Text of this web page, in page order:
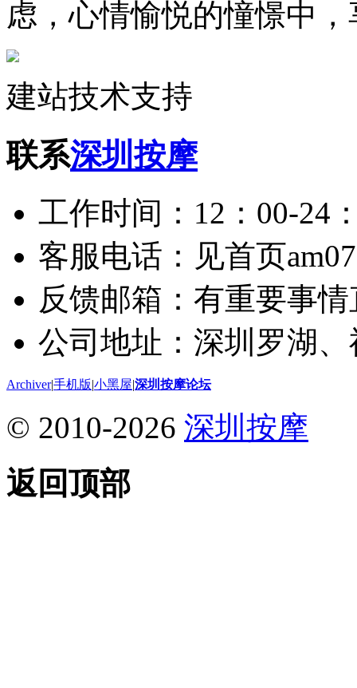
虑，心情愉悦的憧憬中
建站技术支持
联系深圳按摩
工作时间：12：00-24
客服电话：见首页
反馈邮箱：有重要事
公司地址：深圳罗湖
Archiver|手机版|小黑屋|深圳按摩论坛
© 2010-2026 深圳按摩
返回顶部